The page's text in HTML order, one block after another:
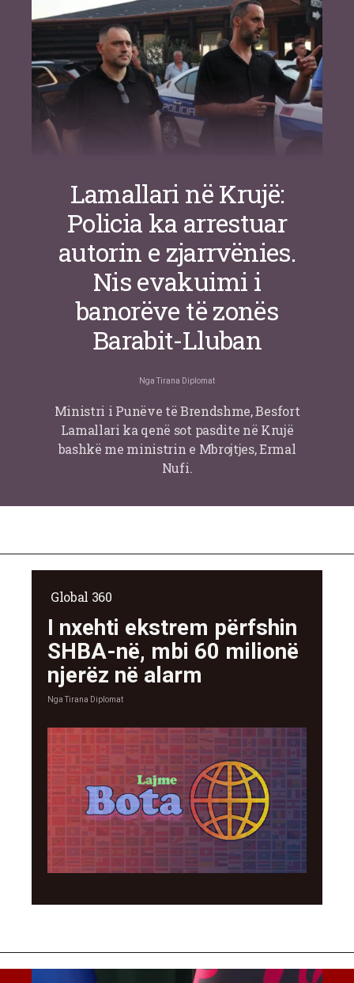
Or Shalom
Lamallari në Krujë:
Policia ka arrestuar
autorin e zjarrvënies.
Nis evakuimi i
banorëve të zonës
Barabit-Lluban
Nga Tirana Diplomat
Ministri i Punëve të Brendshme, Besfort
Lamallari ka qenë sot pasdite në Krujë
bashkë me ministrin e Mbrojtjes, Ermal
Nufi.
Global 360
I nxehti ekstrem përfshin
SHBA-në, mbi 60 milionë
njerëz në alarm
NgaTirana Diplomat